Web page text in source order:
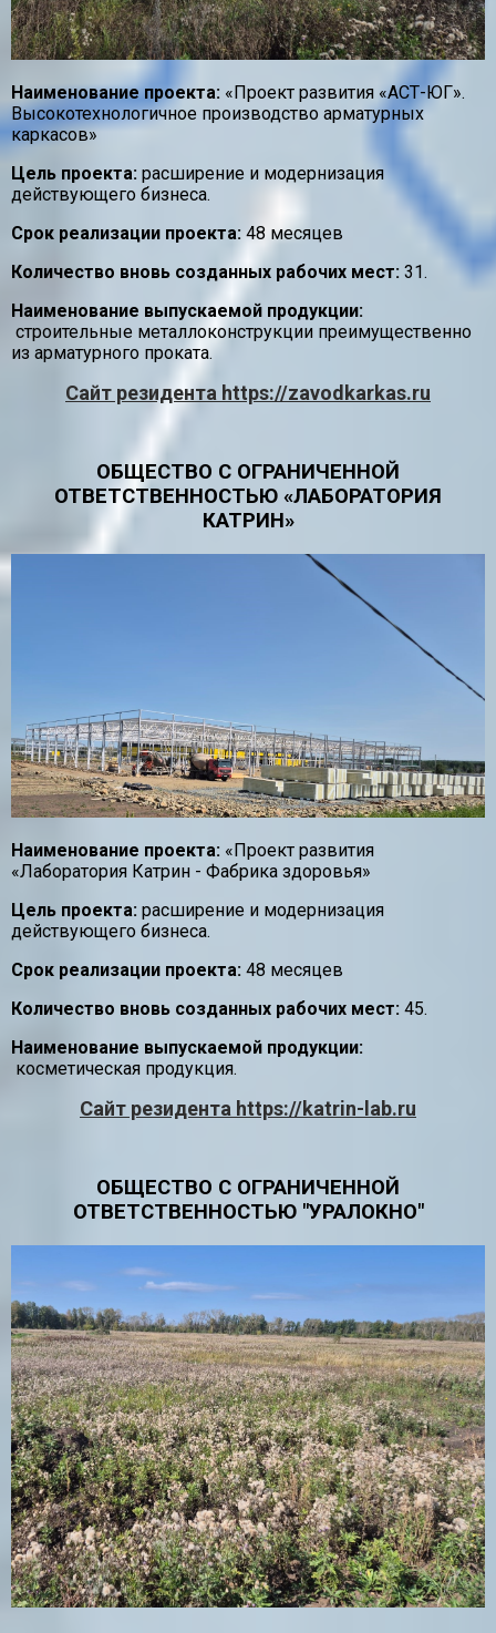
Наименование проекта: «Проект развития «АСТ-ЮГ».
Высокотехнологичное производство арматурных
каркасов»
Цель проекта: расширение и модернизация
действующего бизнеса.
Срок реализации проекта: 48 месяцев
Количество вновь созданных рабочих мест: 31.
Наименование выпускаемой продукции:
строительные металлоконструкции преимущественно
из арматурного проката.
Сайт резидента https://zavodkarkas.ru
ОБЩЕСТВО С ОГРАНИЧЕННОЙ
ОТВЕТСТВЕННОСТЬЮ «ЛАБОРАТОРИЯ
КАТРИН»
Наименование проекта: «Проект развития
«Лаборатория Катрин - Фабрика здоровья»
Цель проекта: расширение и модернизация
действующего бизнеса.
Срок реализации проекта: 48 месяцев
Количество вновь созданных рабочих мест: 45.
Наименование выпускаемой продукции:
косметическая продукция.
Сайт резидента https://katrin-lab.ru
ОБЩЕСТВО С ОГРАНИЧЕННОЙ
ОТВЕТСТВЕННОСТЬЮ "УРАЛОКНО"